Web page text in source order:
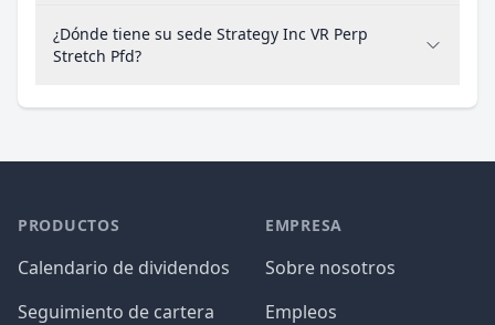
¿Dónde tiene su sede Strategy Inc VR Perp
Stretch Pfd?
PRODUCTOS
Calendario de dividendos
Seguimiento de cartera
EMPRESA
Sobre nosotros
Empleos